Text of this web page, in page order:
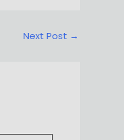
Next Post →